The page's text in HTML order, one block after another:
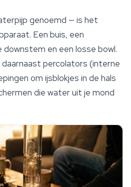
genoemd — is het
Een buis, een
en een losse bowl.
percolators (interne
om ijsblokjes in de hals
die water uit je mond